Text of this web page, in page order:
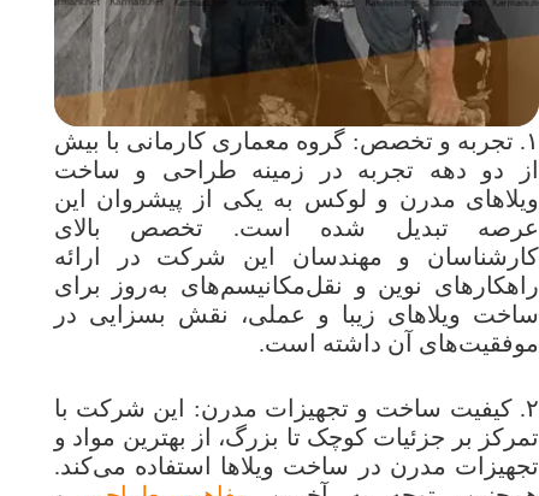
۱. تجربه و تخصص: گروه معماری کارمانی با بیش
از دو دهه تجربه در زمینه طراحی و ساخت
ویلاهای مدرن و لوکس به یکی از پیشروان این
عرصه تبدیل شده است. تخصص بالای
کارشناسان و مهندسان این شرکت در ارائه
راهکارهای نوین و نقل‌مکانیسم‌های به‌روز برای
ساخت ویلاهای زیبا و عملی، نقش بسزایی در
موفقیت‌های آن داشته است.
۲. کیفیت ساخت و تجهیزات مدرن: این شرکت با
تمرکز بر جزئیات کوچک تا بزرگ، از بهترین مواد و
تجهیزات مدرن در ساخت ویلاها استفاده می‌کند.